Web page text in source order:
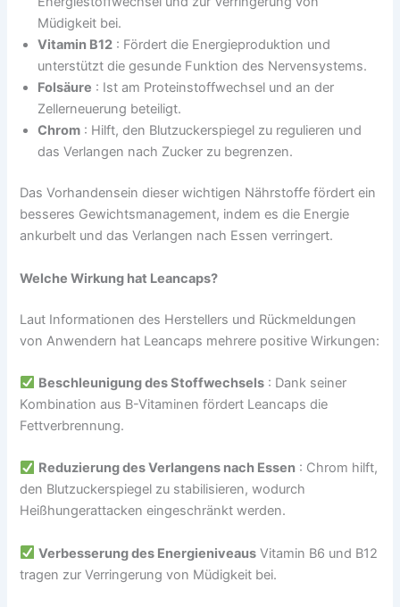
Müdigkeit bei.
Vitamin B12 : Fördert die Energieproduktion und
unterstützt die gesunde Funktion des Nervensystems.
Folsäure : Ist am Proteinstoffwechsel und an der
Zellerneuerung beteiligt.
Chrom : Hilft, den Blutzuckerspiegel zu regulieren und
das Verlangen nach Zucker zu begrenzen.
Das Vorhandensein dieser wichtigen Nährstoffe fördert ein
besseres Gewichtsmanagement, indem es die Energie
ankurbelt und das Verlangen nach Essen verringert.
Welche Wirkung hat Leancaps?
Laut Informationen des Herstellers und Rückmeldungen
von Anwendern hat Leancaps mehrere positive Wirkungen:
Beschleunigung des Stoffwechsels : Dank seiner
Kombination aus B-Vitaminen fördert Leancaps die
Fettverbrennung.
Reduzierung des Verlangens nach Essen : Chrom hilft,
den Blutzuckerspiegel zu stabilisieren, wodurch
Heißhungerattacken eingeschränkt werden.
Verbesserung des Energieniveaus Vitamin B6 und B12
tragen zur Verringerung von Müdigkeit bei.